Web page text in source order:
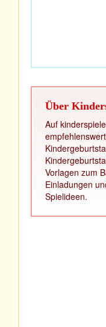
Über
Auf
Vorlagen zum
Einladungen
Spielideen.